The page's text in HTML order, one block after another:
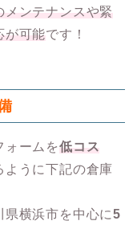
メンテナンスや緊
が可能です！
ォームを低コス
ように下記の倉庫
県横浜市を中心に5